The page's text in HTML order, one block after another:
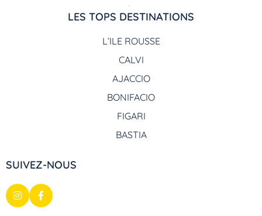
LES TOPS DESTINATIONS
L’ILE ROUSSE
CALVI
AJACCIO
BONIFACIO
FIGARI
BASTIA
SUIVEZ-NOUS